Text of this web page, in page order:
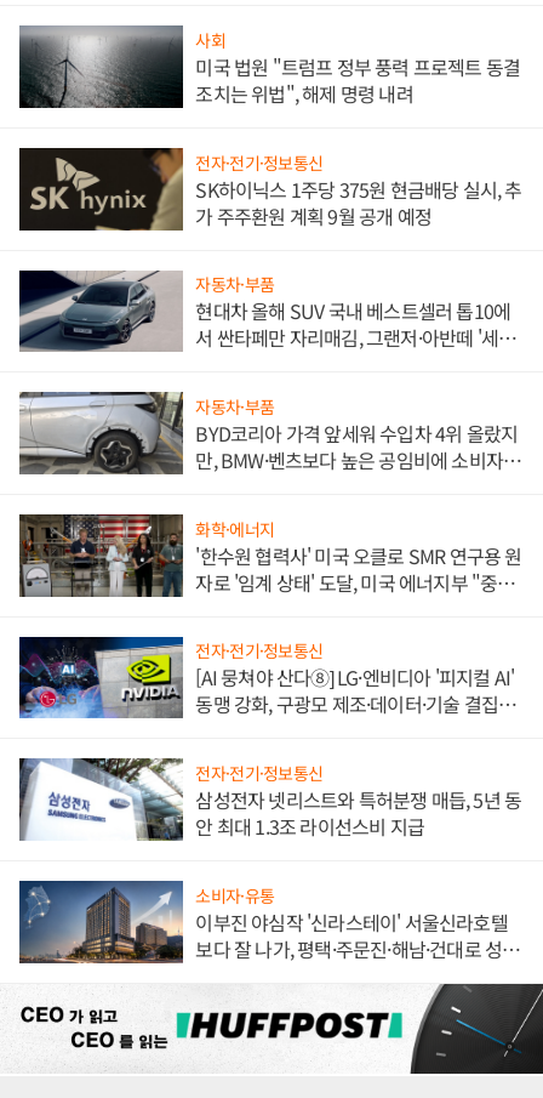
사회
미국 법원 "트럼프 정부 풍력 프로젝트 동결
조치는 위법", 해제 명령 내려
전자·전기·정보통신
SK하이닉스 1주당 375원 현금배당 실시, 추
가 주주환원 계획 9월 공개 예정
자동차·부품
현대차 올해 SUV 국내 베스트셀러 톱10에
서 싼타페만 자리매김, 그랜저·아반떼 '세단
자동차·부품
BYD코리아 가격 앞세워 수입차 4위 올랐지
만, BMW·벤츠보다 높은 공임비에 소비자
화학·에너지
'한수원 협력사' 미국 오클로 SMR 연구용 원
자로 '임계 상태' 도달, 미국 에너지부 "중요
전자·전기·정보통신
[AI 뭉쳐야 산다⑧] LG·엔비디아 '피지컬 AI'
동맹 강화, 구광모 제조·데이터·기술 결집
전자·전기·정보통신
삼성전자 넷리스트와 특허분쟁 매듭, 5년 동
안 최대 1.3조 라이선스비 지급
소비자·유통
이부진 야심작 '신라스테이' 서울신라호텔
보다 잘 나가, 평택·주문진·해남·건대로 성